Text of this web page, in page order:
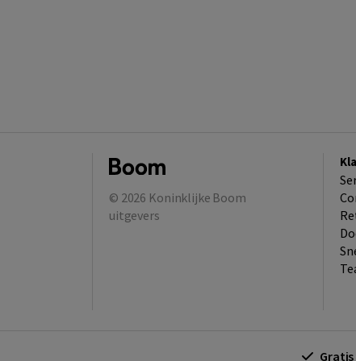
© 2026 Koninklijke Boom
uitgevers
Gratis